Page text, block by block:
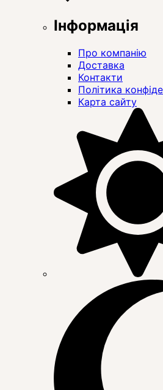
Інформація
Про компанію
Доставка
Контакти
Політика
Карта сайту